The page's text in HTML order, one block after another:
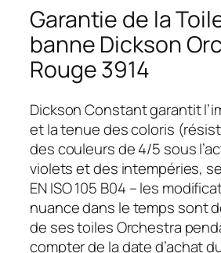
Garantie de la
banne Dickson
Rouge 3914
Dickson Constant garantit
et la tenue des coloris
des couleurs de 4/5 sous
violets et des intempéries,
EN ISO 105 B04 – les
nuance dans le temps sont
de ses toiles Orchestra
compter de la date d’achat